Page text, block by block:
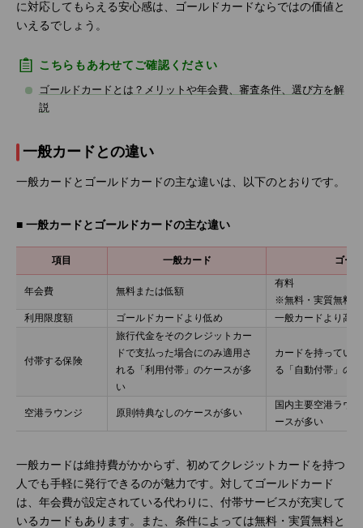
に対応してもらえる安心感は、ゴールドカードならではの価値と
いえるでしょう。
こちらもあわせてご確認ください
ゴールドカードとは？メリットや年会費、審査条件、選び方を解
説
一般カードとの違い
一般カードとゴールドカードの主な違いは、以下のとおりです。
■ 一般カードとゴールドカードの主な違い
項目 一般カード ゴー
年会費 無料または低額
有料
※無料・実質無料
利用限度額
ゴールドカードより低め 一般カードより高
付帯する保険
旅行代金をそのクレジットカー
ドで支払った場合にのみ適用さ
れる「利用付帯」のケースが多
い
カードを持ってい
る「自動付帯」の
空港ラウンジ 原則特典なしのケースが多い
国内主要空港ラウ
ースが多い
一般カードは維持費がかからず、初めてクレジットカードを持つ
人でも手軽に発行できるのが魅力です。対してゴールドカード
は、年会費が設定されている代わりに、付帯サービスが充実して
いるカードもあります。また、条件によっては無料・実質無料と